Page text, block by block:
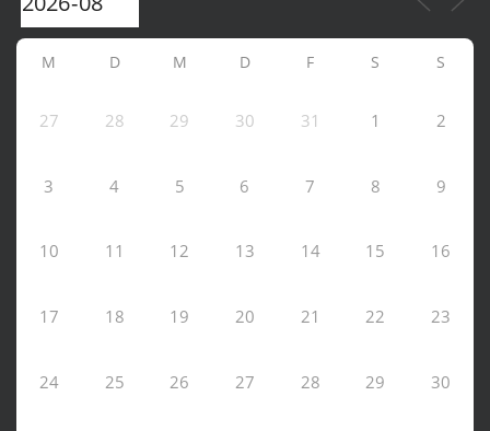
M D M D F S S
27 28 29 30 31 1 2
3 4 5 6 7 8 9
10 11 12 13 14 15 16
17 18 19 20 21 22 23
24 25 26 27 28 29 30